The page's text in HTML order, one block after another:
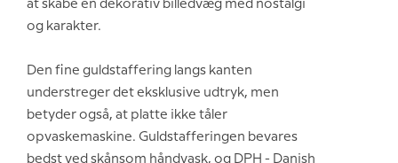
at skabe en dekorativ billedvæg med nostalgi
og karakter.
Den fine guldstaffering langs kanten
understreger det eksklusive udtryk, men
betyder også, at platte ikke tåler
opvaskemaskine. Guldstafferingen bevares
bedst ved skånsom håndvask, og DPH - Danish